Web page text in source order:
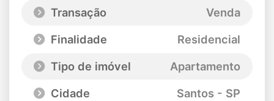
Transação
Venda
Finalidade
Residencial
Tipo de imóvel
Apartamento
Cidade
Santos - SP